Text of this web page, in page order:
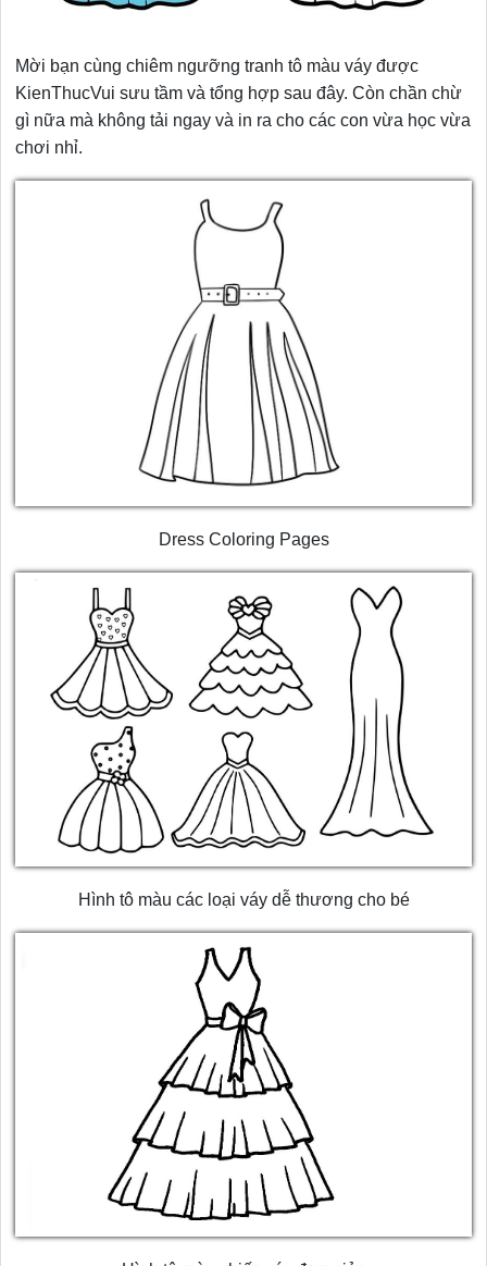
Mời bạn cùng chiêm ngưỡng tranh tô màu váy được
KienThucVui sưu tầm và tổng hợp sau đây. Còn chần chừ
gì nữa mà không tải ngay và in ra cho các con vừa học vừa
chơi nhỉ.
Dress Coloring Pages
Hình tô màu các loại váy dễ thương cho bé